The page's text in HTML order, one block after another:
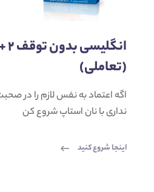
(تعاملی)
اگه اعتماد به نفس لازم را در
نداری با نان استاپ شروع کن
اینجا شروع کنید